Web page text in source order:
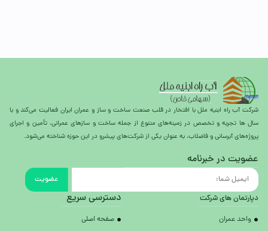
شرکت آب راه ابنیه ملل با افتخار در قلب صنعت ساخت و ساز و عمران ایران فعالیت می‌کند و با
سال ها تجربه و تخصص در زمینه‌های متنوع از جمله ساخت و سازهای عمرانی، تأمین و اجرای
پروژه‌های آبرسانی و فاضلاب، به عنوان یکی از شرکت‌های پیشرو در این حوزه شناخته می‌شود.
عضویت در خبرنامه
عضویت
دپارتمان های شرکت
واحد عمران
دسترسی سریع
صفحه اصلی